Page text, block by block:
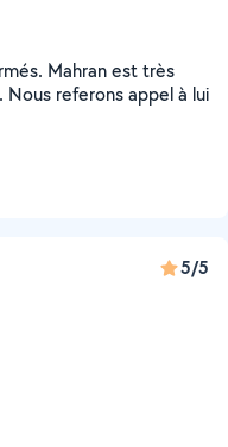
Mahran est très
referons appel à lui
5/5